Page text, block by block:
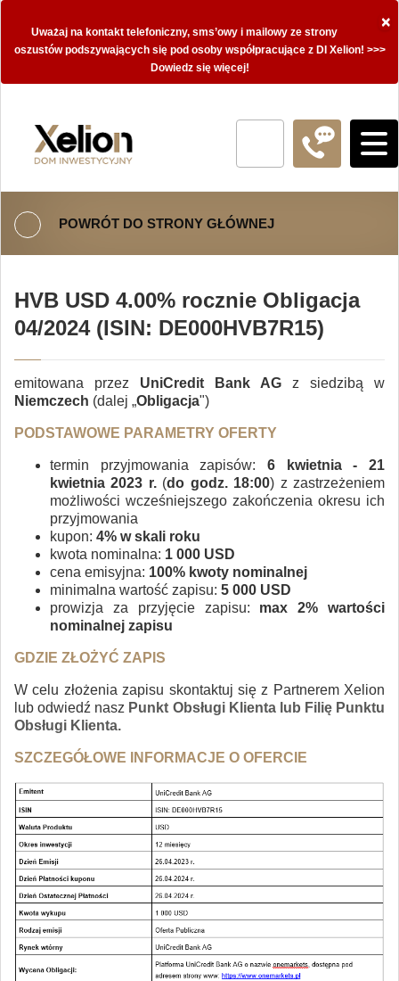
×
Uważaj na kontakt telefoniczny, sms’owy i mailowy ze strony
oszustów podszywających się pod osoby współpracujące z DI Xelion! >>>
Dowiedz się więcej!
POWRÓT DO STRONY GŁÓWNEJ
HVB USD 4.00% rocznie Obligacja
04/2024 (ISIN: DE000HVB7R15)
emitowana przez UniCredit Bank AG z siedzibą w
Niemczech (dalej „Obligacja")
PODSTAWOWE PARAMETRY OFERTY
termin przyjmowania zapisów: 6 kwietnia - 21
kwietnia 2023 r.(do godz. 18:00) z zastrzeżeniem
możliwości wcześniejszego zakończenia okresu ich
przyjmowania
kupon: 4% w skali roku
kwota nominalna: 1 000 USD
cena emisyjna: 100% kwoty nominalnej
minimalna wartość zapisu: 5 000 USD
prowizja za przyjęcie zapisu: max 2% wartości
nominalnej zapisu
GDZIE ZŁOŻYĆ ZAPIS
W celu złożenia zapisu skontaktuj się z Partnerem Xelion
lub odwiedź nasz Punkt Obsługi Klienta lub Filię Punktu
Obsługi Klienta.
SZCZEGÓŁOWE INFORMACJE O OFERCIE